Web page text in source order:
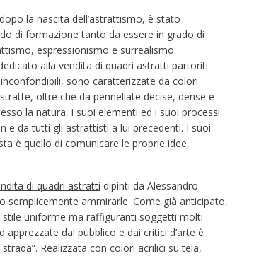
la nascita dell’astrattismo, è stato
di formazione tanto da essere in grado di
espressionismo e surrealismo.
alla vendita di quadri astratti partoriti
sono caratterizzate da colori
oltre che da pennellate decise, dense e
la natura, i suoi elementi ed i suoi processi
e da tutti gli astrattisti a lui precedenti. I suoi
è quello di comunicare le proprie idee,
di quadri astratti dipinti da Alessandro
semplicemente ammirarle. Come già anticipato,
uniforme ma raffiguranti soggetti molti
dal pubblico e dai critici d’arte è
Realizzata con colori acrilici su tela,